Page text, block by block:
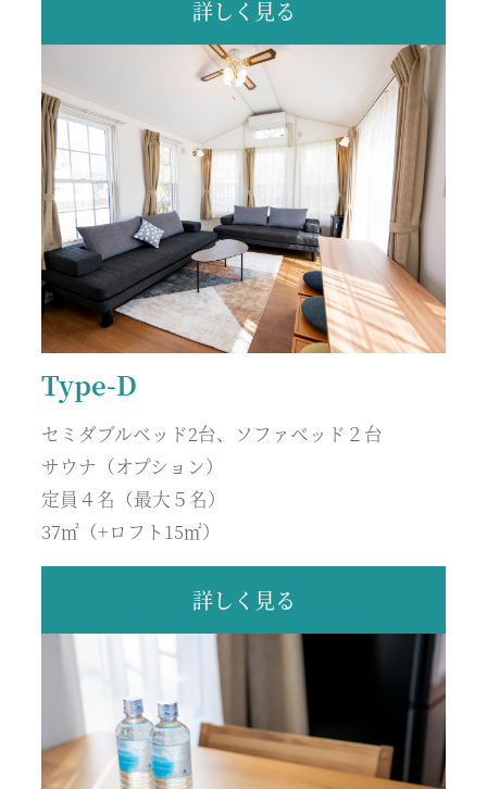
詳しく見る
Type-D
セミダブルベッド2台、ソファベッド２台
サウナ（オプション）
定員４名（最大５名）
37㎡（+ロフト15㎡）
詳しく見る